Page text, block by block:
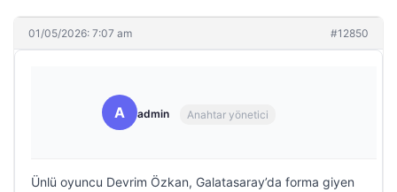
01/05/2026: 7:07 am #12850
A admin Anahtar yönetici
Ünlü oyuncu Devrim Özkan, Galatasaray’da forma giyen